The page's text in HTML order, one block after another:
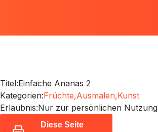
Titel:Einfache Ananas 2
Kategorien:Früchte,Ausmalen,Kunst
Erlaubnis:Nur zur persönlichen Nutzung
Diese Seite